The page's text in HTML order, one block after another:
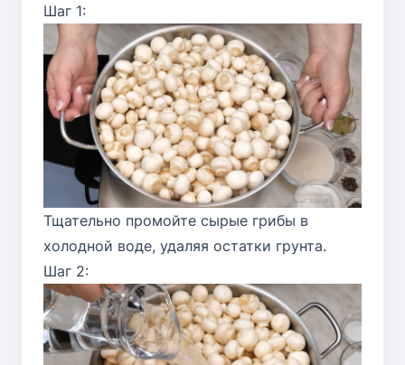
Шаг 1:
Тщательно промойте сырые грибы в
холодной воде, удаляя остатки грунта.
Шаг 2: